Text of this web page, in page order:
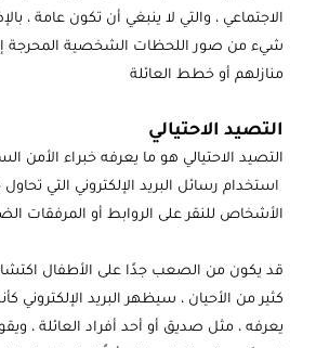
الاجتماعي ، والتي لا ينبغي أن تكون عامة ،
شيء من صور اللحظات الشخصية المحرجة
منازلهم أو خطط العائلة
التصيد الاحتيالي
التصيد الاحتيالي هو ما يعرفه خبراء الأمن
استخدام رسائل البريد الإلكتروني التي تحاول
الأشخاص للنقر على الروابط أو المرفقات
قد يكون من الصعب جدًا على الأطفال
كثير من الأحيان ، سيظهر البريد
يعرفه ، مثل صديق أو أحد أفراد العائلة ،